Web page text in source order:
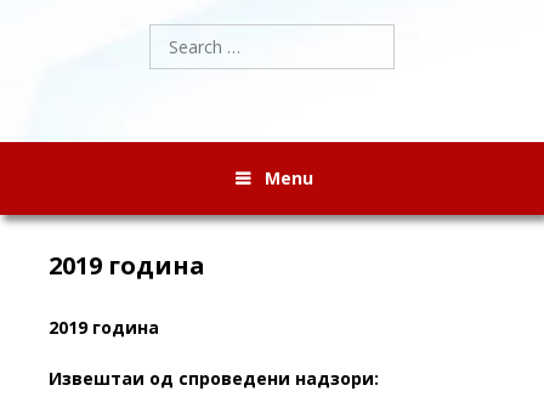
Search
for:
Menu
2019 година
2019 година
Извештаи од спроведени надзори: